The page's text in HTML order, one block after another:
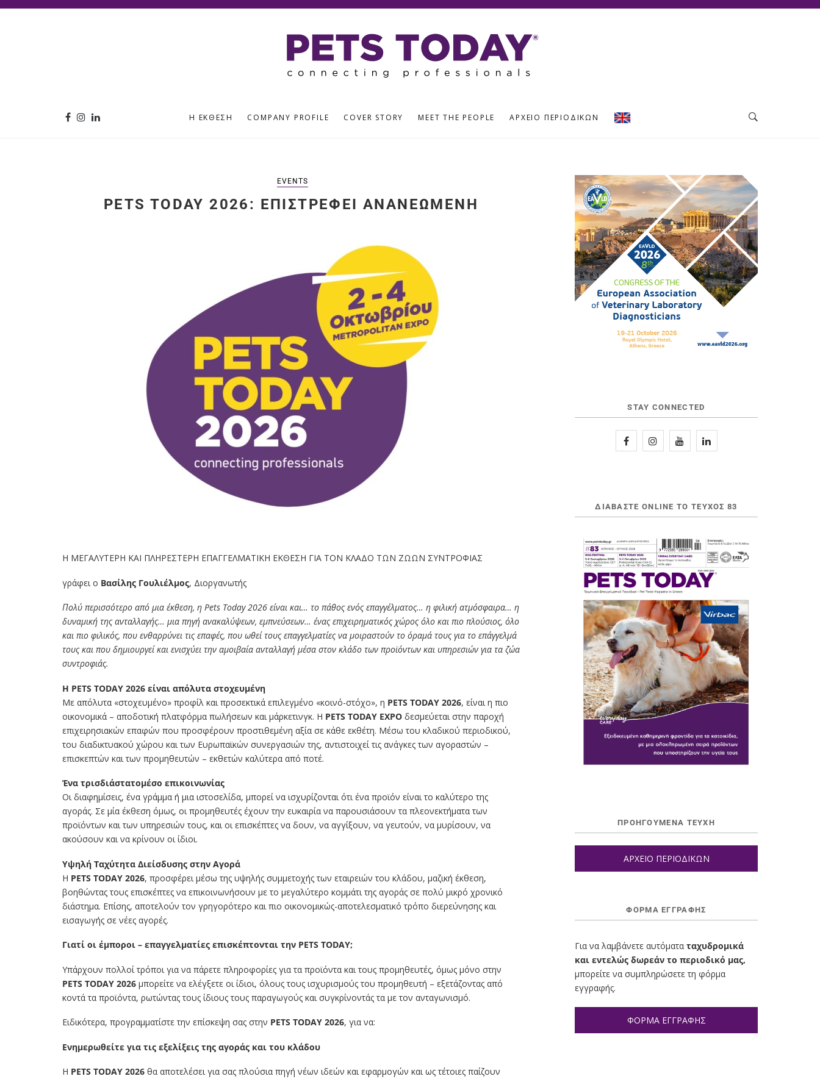
Η ΈΚΘΕΣΗ COMPANY PROFILE COVER STORY MEET THE PEOPLE ΑΡΧΕΊΟ ΠΕΡΙΟΔΙΚΏΝ
EVENTS
PETS TODAY 2026: ΕΠΙΣΤΡΈΦΕΙ ΑΝΑΝΕΩΜΈΝΗ
Η ΜΕΓΑΛΥΤΕΡΗ ΚΑΙ ΠΛΗΡΕΣΤΕΡΗ ΕΠΑΓΓΕΛΜΑΤΙΚΗ ΕΚΘΕΣΗ ΓΙΑ ΤΟΝ ΚΛΑΔΟ ΤΩΝ ΖΩΩΝ ΣΥΝΤΡΟΦΙΑΣ
γράφει ο Βασίλης Γουλιέλμος, Διοργανωτής
Πολύ περισσότερο από μια έκθεση, η Pets Today 2026 είναι και… το πάθος ενός επαγγέλματος… η φιλική ατμόσφαιρα… η
δυναμική της ανταλλαγής… μια πηγή ανακαλύψεων, εμπνεύσεων… ένας επιχειρηματικός χώρος όλο και πιο πλούσιος, όλο
και πιο φιλικός, που ενθαρρύνει τις επαφές, που ωθεί τους επαγγελματίες να μοιραστούν το όραμά τους για το επάγγελμά
τους και που δημιουργεί και ενισχύει την αμοιβαία ανταλλαγή μέσα στον κλάδο των προϊόντων και υπηρεσιών για τα ζώα
συντροφιάς.
Η PETS TODAY 2026 είναι απόλυτα στοχευμένη
Με απόλυτα «στοχευμένο» προφίλ και προσεκτικά επιλεγμένο «κοινό-στόχο», η PETS TODAY 2026, είναι η πιο
οικονομικά – αποδοτική πλατφόρμα πωλήσεων και μάρκετινγκ. Η PETS TODAY EXPO δεσμεύεται στην παροχή
επιχειρησιακών επαφών που προσφέρουν προστιθεμένη αξία σε κάθε εκθέτη. Μέσω του κλαδικού περιοδικού,
του διαδικτυακού χώρου και των Ευρωπαϊκών συνεργασιών της, αντιστοιχεί τις ανάγκες των αγοραστών –
επισκεπτών και των προμηθευτών – εκθετών καλύτερα από ποτέ.
Ένα τρισδιάστατομέσο επικοινωνίας
Οι διαφημίσεις, ένα γράμμα ή μια ιστοσελίδα, μπορεί να ισχυρίζονται ότι ένα προϊόν είναι το καλύτερο της
αγοράς. Σε μία έκθεση όμως, οι προμηθευτές έχουν την ευκαιρία να παρουσιάσουν τα πλεονεκτήματα των
προϊόντων και των υπηρεσιών τους, και οι επισκέπτες να δουν, να αγγίξουν, να γευτούν, να μυρίσουν, να
ακούσουν και να κρίνουν οι ίδιοι.
Υψηλή Ταχύτητα ∆ιείσδυσης στην Αγορά
Η PETS TODAY 2026, προσφέρει μέσω της υψηλής συμμετοχής των εταιρειών του κλάδου, μαζική έκθεση,
βοηθώντας τους επισκέπτες να επικοινωνήσουν με το μεγαλύτερο κομμάτι της αγοράς σε πολύ μικρό χρονικό
διάστημα. Επίσης, αποτελούν τον γρηγορότερο και πιο οικονομικώς-αποτελεσματικό τρόπο διερεύνησης και
εισαγωγής σε νέες αγορές.
Γιατί οι έμποροι – επαγγελματίες επισκέπτονται την PETS TODAY;
Υπάρχουν πολλοί τρόποι για να πάρετε πληροφορίες για τα προϊόντα και τους προμηθευτές, όμως μόνο στην
PETS TODAY 2026 μπορείτε να ελέγξετε οι ίδιοι, όλους τους ισχυρισμούς του προμηθευτή – εξετάζοντας από
κοντά τα προϊόντα, ρωτώντας τους ίδιους τους παραγωγούς και συγκρίνοντάς τα με τον ανταγωνισμό.
Ειδικότερα, προγραμματίστε την επίσκεψη σας στην PETS TODAY 2026, για να:
Ενημερωθείτε για τις εξελίξεις της αγοράς και του κλάδου
Η PETS TODAY 2026 θα αποτελέσει για σας πλούσια πηγή νέων ιδεών και εφαρμογών και ως τέτοιες παίζουν
STAY CONNECTED
ΔΙΑΒΆΣΤΕ ONLINE ΤΟ ΤΕΎΧΟΣ 83
ΠΡΟΗΓΟΥΜΕΝΑ ΤΕΥΧΗ
ΑΡΧΕΙΟ ΠΕΡΙΟΔΙΚΩΝ
ΦΌΡΜΑ ΕΓΓΡΑΦΉΣ
Για να λαμβάνετε αυτόματα ταχυδρομικά
και εντελώς δωρεάν το περιοδικό μας,
μπορείτε να συμπληρώσετε τη φόρμα
εγγραφής.
ΦΟΡΜΑ ΕΓΓΡΑΦΗΣ